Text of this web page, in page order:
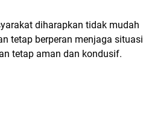
diharapkan tidak mudah
tetap berperan menjaga situasi
tetap aman dan kondusif.